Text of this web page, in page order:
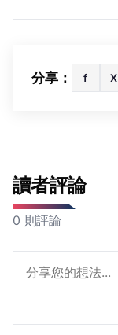
分享： f X
讀者評論
0 則評論